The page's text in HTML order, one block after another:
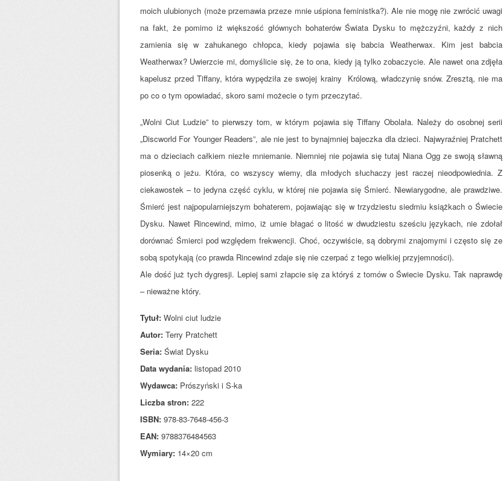
moich ulubionych (może przemawia przeze mnie uśpiona feministka?). Ale nie mogę nie zwrócić uwagi
na fakt, że pomimo iż większość głównych bohaterów Świata Dysku to mężczyźni, każdy z nich
zamienia się w zahukanego chłopca, kiedy pojawia się babcia Weatherwax. Kim jest babcia
Weatherwax? Uwierzcie mi, domyślicie się, że to ona, kiedy ją tylko zobaczycie. Ale nawet ona zdjęła
kapelusz przed Tiffany, która wypędziła ze swojej krainy Królową, władczynię snów. Zresztą, nie ma
po co o tym opowiadać, skoro sami możecie o tym przeczytać.
„Wolni Ciut Ludzie” to pierwszy tom, w którym pojawia się Tiffany Obolała. Należy do osobnej serii
„Discworld For Younger Readers”, ale nie jest to bynajmniej bajeczka dla dzieci. Najwyraźniej Pratchett
ma o dzieciach całkiem niezłe mniemanie. Niemniej nie pojawia się tutaj Niana Ogg ze swoją sławną
piosenką o jeżu. Która, co wszyscy wiemy, dla młodych słuchaczy jest raczej nieodpowiednia. Z
ciekawostek – to jedyna część cyklu, w której nie pojawia się Śmierć. Niewiarygodne, ale prawdziwe.
Śmierć jest najpopularniejszym bohaterem, pojawiając się w trzydziestu siedmiu książkach o Świecie
Dysku. Nawet Rincewind, mimo, iż umie błagać o litość w dwudziestu sześciu językach, nie zdołał
dorównać Śmierci pod względem frekwencji. Choć, oczywiście, są dobrymi znajomymi i często się ze
sobą spotykają (co prawda Rincewind zdaje się nie czerpać z tego wielkiej przyjemności).
Ale dość już tych dygresji. Lepiej sami złapcie się za któryś z tomów o Świecie Dysku. Tak naprawdę
– nieważne który.
Tytuł: Wolni ciut ludzie
Autor: Terry Pratchett
Seria: Świat Dysku
Data wydania: listopad 2010
Wydawca: Prószyński i S-ka
Liczba stron: 222
ISBN: 978-83-7648-456-3
EAN: 9788376484563
Wymiary: 14×20 cm